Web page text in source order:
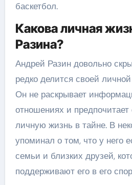
баскетбол.
Какова личная
Разина?
Андрей Разин довольно
редко делится своей
Он не раскрывает
отношениях и
личную жизнь в тайне. В
упоминал о том, что у него
семьи и близких друзей,
поддерживают его в его